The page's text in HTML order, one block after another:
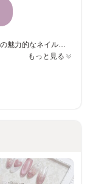
はあとねいる 元住吉西口店は、忙しいあなたのための魅力的なネイルサロン。居心地の良さを感じる店舗で、手頃な価格ながらキレイな仕上がりを提供。経験豊富なネイリストによる迅速かつ丁寧な施術で、短時間でも高品質な指先を実現します。多様な年齢向けに対応したデザインを豊富に取り揃え、どなたでも気軽に新しい自分を楽しめる場所です。ストレスを解消し、自分の家のように何度もご来店いただける雰囲気で、初めての方も安心です。はあとねいるで、毎日の気分をアップさせる美しさを手に入れましょう。
もっと見る